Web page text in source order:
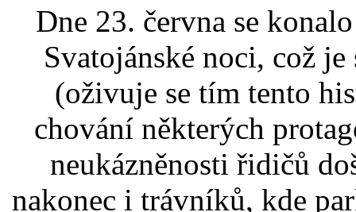
Dne 23. června se
Svatojánské noci, což
(oživuje se tím tento
chování některých
neukázněnosti řidičů
nakonec i trávníků, kde